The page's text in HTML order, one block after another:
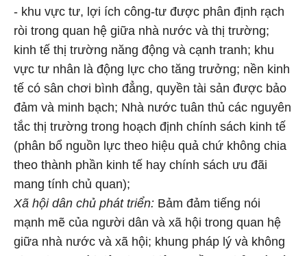
- khu vực tư, lợi ích công-tư được phân định rạch
ròi trong quan hệ giữa nhà nước và thị trường;
kinh tế thị trường năng động và cạnh tranh; khu
vực tư nhân là động lực cho tăng trưởng; nền kinh
tế có sân chơi bình đẳng, quyền tài sản được bảo
đảm và minh bạch; Nhà nước tuân thủ các nguyên
tắc thị trường trong hoạch định chính sách kinh tế
(phân bổ nguồn lực theo hiệu quả chứ không chia
theo thành phần kinh tế hay chính sách ưu đãi
mang tính chủ quan);
Xã hội dân chủ phát triển: Bảm đảm tiếng nói
mạnh mẽ của người dân và xã hội trong quan hệ
giữa nhà nước và xã hội; khung pháp lý và không